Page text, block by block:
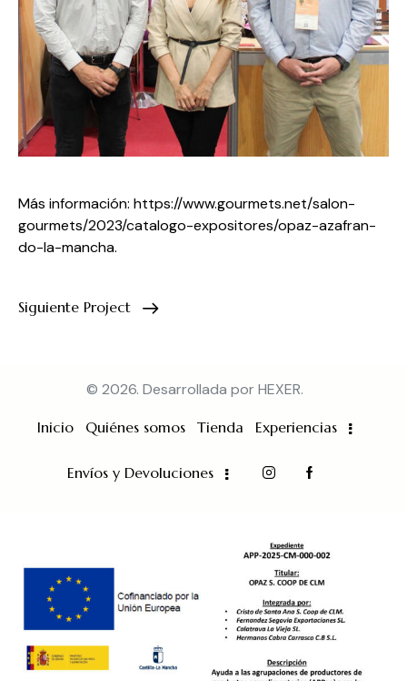
Más información: https://www.gourmets.net/salon-
gourmets/2023/catalogo-expositores/opaz-azafran-
do-la-mancha.
Siguiente Project
© 2026. Desarrollada porHEXER.
Inicio Quiénes somos Tienda Experiencias
Envíos y Devoluciones